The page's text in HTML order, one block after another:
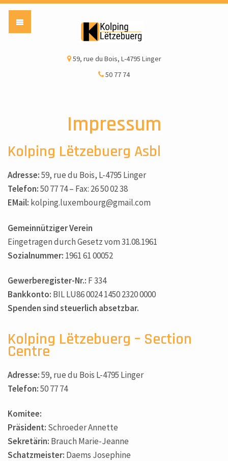
59, rue du Bois, L-4795 Linger
50 77 74
Impressum
Kolping Lëtzebuerg Asbl
Adresse:59, rue du Bois, L-4795 Linger
Telefon:50 77 74 – Fax: 26 50 02 38
EMail: kolping.luxembourg@gmail.com
Gemeinnütziger Verein
Eingetragen durch Gesetz vom 31.08.1961
Sozialnummer: 1961 61 00052
Gewerberegister-Nr.: F 334
Bankkonto: BIL LU86 0024 1450 2320 0000
Spenden sind steuerlich absetzbar.
Kolping Lëtzebuerg – Section
Centre
Adresse:59, rue du Bois L-4795 Linger
Telefon:50 77 74
Komitee:
Präsident: Schroeder Annette
Sekretärin: Brauch Marie-Jeanne
Schatzmeister: Daems Josephine